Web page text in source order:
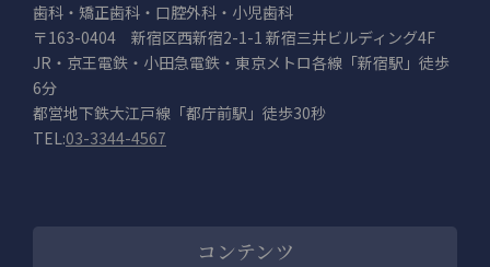
歯科・矯正歯科・口腔外科・小児歯科
〒163-0404 新宿区西新宿2-1-1 新宿三井ビルディング4F
JR・京王電鉄・小田急電鉄・東京メトロ各線「新宿駅」徒歩
6分
都営地下鉄大江戸線「都庁前駅」徒歩30秒
TEL:03-3344-4567
コンテンツ